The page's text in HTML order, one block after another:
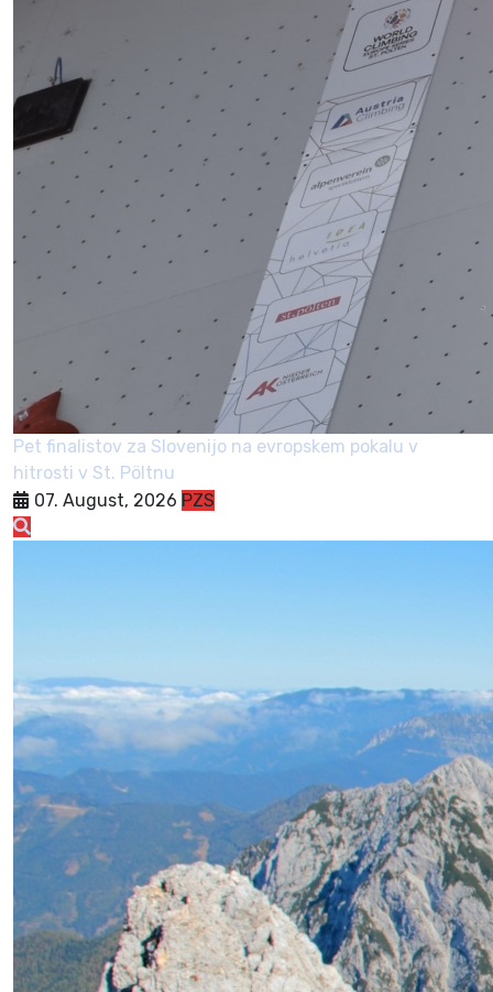
Pet finalistov za Slovenijo na evropskem pokalu v
hitrosti v St. Pöltnu
07. August, 2026 PZS